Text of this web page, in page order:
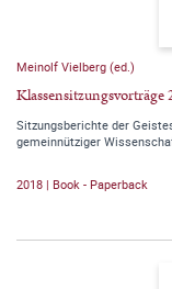
Meinolf Vielberg (ed.)
Klassensitzungsvorträge
Sitzungsberichte der
gemeinnütziger
2018 | Book - Paperback